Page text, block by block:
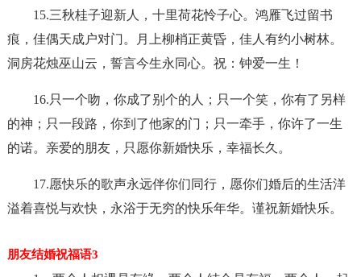
15.三秋桂子迎新人，十里荷花怜子心。鸿雁飞过留书
痕，佳偶天成户对门。月上柳梢正黄昏，佳人有约小树林。
洞房花烛巫山云，誓言今生永同心。祝：钟爱一生！
16.只一个吻，你成了别个的人；只一个笑，你有了另样
的神；只一段路，你到了他家的门；只一牵手，你许了一生
的诺。亲爱的朋友，只愿你新婚快乐，幸福长久。
17.愿快乐的歌声永远伴你们同行，愿你们婚后的生活洋
溢着喜悦与欢快，永浴于无穷的快乐年华。谨祝新婚快乐。
朋友结婚祝福语3